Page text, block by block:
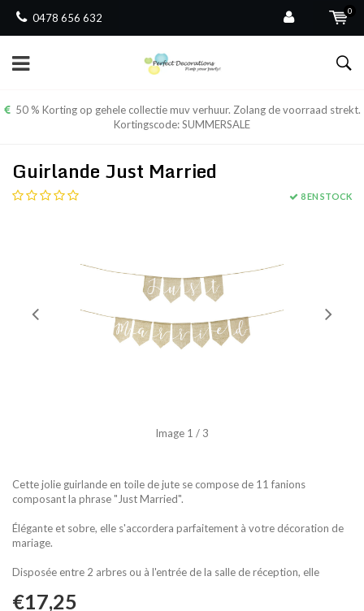
0478 656 632
0
50 % Korting op gehele collectie muv verhuur. Zolang de voorraad strekt.
Kortingscode: SUMMERSALE
Guirlande Just Married
8 EN STOCK
Image 1 / 3
Cette jolie guirlande en toile de jute se compose de 11 fanions
composant la phrase "Just Married".
Élégante et sobre, elle s'accordera parfaitement à votre décoration de
mariage.
Disposée entre 2 arbres ou à l'entrée de la salle de réception, elle
€17,25